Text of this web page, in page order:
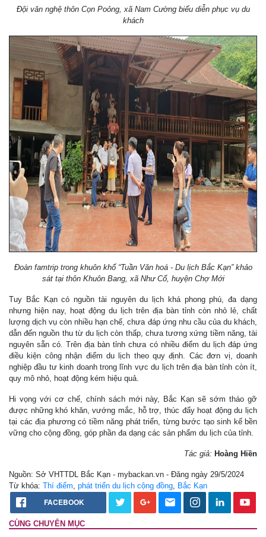
Đội văn nghệ thôn Cọn Poỏng, xã Nam Cường biểu diễn phục vụ du
khách
Đoàn famtrip trong khuôn khổ “Tuần Văn hoá - Du lịch Bắc Kạn” khảo
sát tại thôn Khuôn Bang, xã Như Cố, huyện Chợ Mới
Tuy Bắc Kạn có nguồn tài nguyên du lịch khá phong phú, đa dạng
nhưng hiện nay, hoạt động du lịch trên địa bàn tỉnh còn nhỏ lẻ, chất
lượng dịch vụ còn nhiều hạn chế, chưa đáp ứng nhu cầu của du khách,
dẫn đến nguồn thu từ du lịch còn thấp, chưa tương xứng tiềm năng, tài
nguyên sẵn có. Trên địa bàn tỉnh chưa có nhiều điểm du lịch đáp ứng
điều kiện công nhận điểm du lịch theo quy định. Các đơn vị, doanh
nghiệp đầu tư kinh doanh trong lĩnh vực du lịch trên địa bàn tỉnh còn ít,
quy mô nhỏ, hoạt động kém hiệu quả.
Hi vọng với cơ chế, chính sách mới này, Bắc Kạn sẽ sớm tháo gỡ
được những khó khăn, vướng mắc, hỗ trợ, thúc đẩy hoạt động du lịch
tại các địa phương có tiềm năng phát triển, từng bước tạo sinh kế bền
vững cho cộng đồng, góp phần đa dạng các sản phẩm du lịch của tỉnh.
Tác giả: Hoàng Hiền
Nguồn: Sở VHTTDL Bắc Kạn - mybackan.vn - Đăng ngày 29/5/2024
Từ khóa: Thí điểm phát triển du lịch cộng đồng Bắc Kạn
FACEBOOK
CÙNG CHUYÊN MỤC